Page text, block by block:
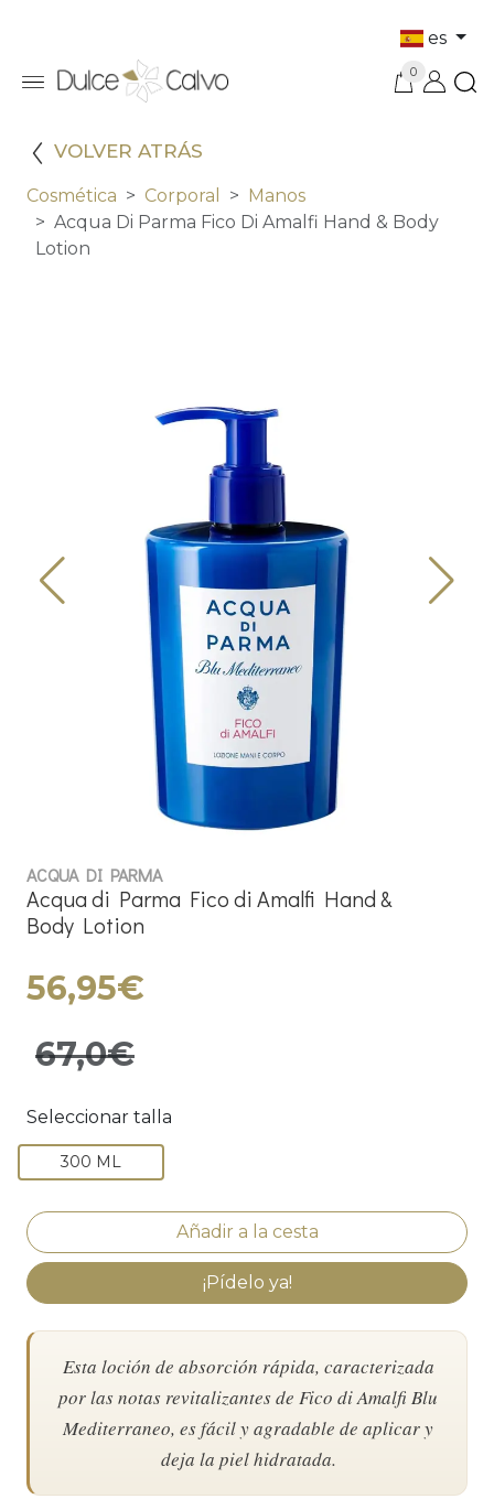
es
0
VOLVER ATRÁS
Cosmética Corporal
Manos
Acqua Di Parma Fico Di Amalfi Hand & Body
Lotion
ACQUA DI PARMA
Acqua di Parma Fico di Amalfi Hand &
Body Lotion
56,95€
67,0€
Seleccionar talla
300 ML
¡Pídelo ya!
Esta loción de absorción rápida, caracterizada
por las notas revitalizantes de Fico di Amalfi Blu
Mediterraneo, es fácil y agradable de aplicar y
deja la piel hidratada.